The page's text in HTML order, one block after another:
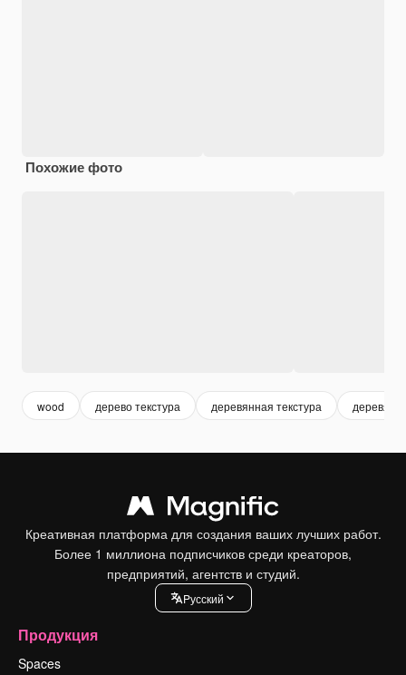
Похожие фото
wood дерево текстура деревянная текстура
Креативная платформа для создания ваших лучших работ.
Более 1 миллиона подписчиков среди креаторов,
предприятий, агентств и студий.
Pусский
Продукция
Spaces